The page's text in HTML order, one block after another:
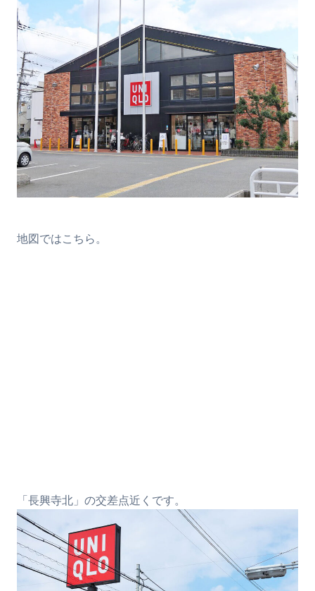
地図ではこちら。
「長興寺北」の交差点近くです。